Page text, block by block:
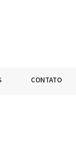
CONTATO